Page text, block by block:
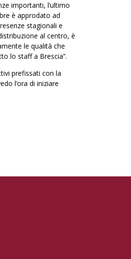
importanti, l’ultimo
è approdato ad
stagionali e
al centro, è
le qualità che
lo staff a Brescia”.
prefissati con la
l’ora di iniziare